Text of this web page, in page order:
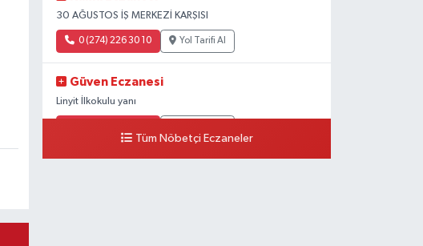
30 AĞUSTOS İŞ MERKEZİ KARŞISI
0 (274) 226 30 10 Yol Tarifi Al
Güven Eczanesi
Linyit İlkokulu yanı
Tüm Nöbetçi Eczaneler